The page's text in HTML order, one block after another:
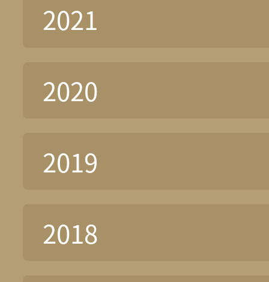
2021
2020
2019
2018